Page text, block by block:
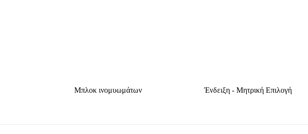
Μπλοκ ινομυωμάτων Ένδειξη - Μητρική Επιλογή